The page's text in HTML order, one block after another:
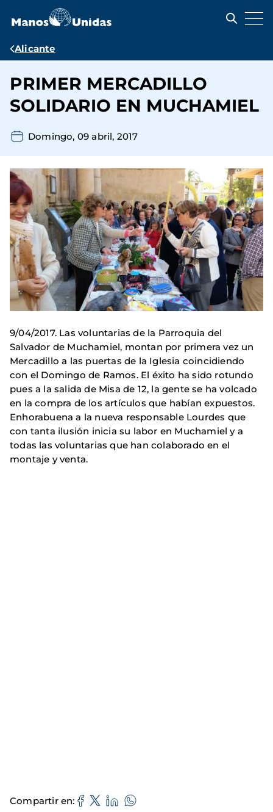
contenido
Ruta
navegación
Alicante
PRIMER MERCADILLO
SOLIDARIO EN MUCHAMIEL
Domingo, 09 abril, 2017
9/04/2017. Las voluntarias de la Parroquia del
Salvador de Muchamiel, montan por primera vez un
Mercadillo a las puertas de la Iglesia coincidiendo
con el Domingo de Ramos. El éxito ha sido rotundo
pues a la salida de Misa de 12, la gente se ha volcado
en la compra de los artículos que habían expuestos.
Enhorabuena a la nueva responsable Lourdes que
con tanta ilusión inicia su labor en Muchamiel y a
todas las voluntarias que han colaborado en el
montaje y venta.
Compartir en